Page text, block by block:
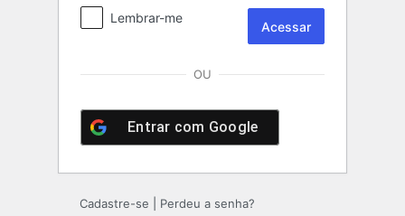
Lembrar-me
OU
Entrar com Google
Cadastre-se Perdeu a senha?